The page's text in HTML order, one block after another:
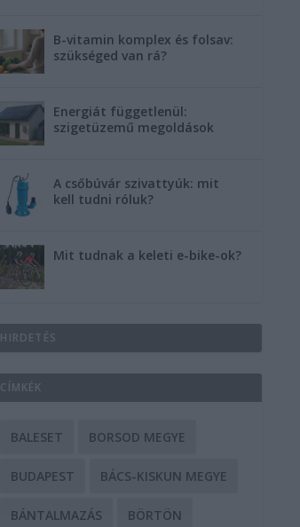
B-vitamin komplex és folsav:
szükséged van rá?
Energiát függetlenül:
szigetüzemű megoldások
A csőbúvár szivattyúk: mit
kell tudni róluk?
Mit tudnak a keleti e-bike-ok?
HIRDETÉS
CÍMKÉK
BALESET BORSOD MEGYE
BUDAPEST BÁCS-KISKUN MEGYE
BÁNTALMAZÁS BÖRTÖN